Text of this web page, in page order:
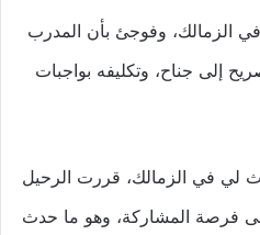
الزمالك، وفوجئ بأن المدرب
إلى جناح، وتكليفه بواجبات
لي في الزمالك، قررت الرحيل
فرصة المشاركة، وهو ما حدث